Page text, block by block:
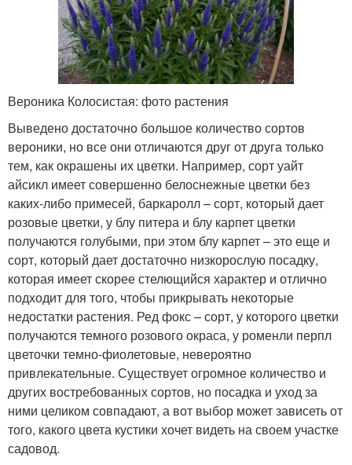
Вероника Колосистая: фото растения
Выведено достаточно большое количество сортов
вероники, но все они отличаются друг от друга только
тем, как окрашены их цветки. Например, сорт уайт
айсикл имеет совершенно белоснежные цветки без
каких-либо примесей, баркаролл – сорт, который дает
розовые цветки, у блу питера и блу карпет цветки
получаются голубыми, при этом блу карпет – это еще и
сорт, который дает достаточно низкорослую посадку,
которая имеет скорее стелющийся характер и отлично
подходит для того, чтобы прикрывать некоторые
недостатки растения. Ред фокс – сорт, у которого цветки
получаются темного розового окраса, у роменли перпл
цветочки темно-фиолетовые, невероятно
привлекательные. Существует огромное количество и
других востребованных сортов, но посадка и уход за
ними целиком совпадают, а вот выбор может зависеть от
того, какого цвета кустики хочет видеть на своем участке
садовод.